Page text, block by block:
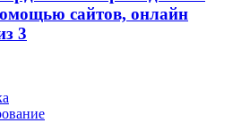
сайтов, онлайн
3